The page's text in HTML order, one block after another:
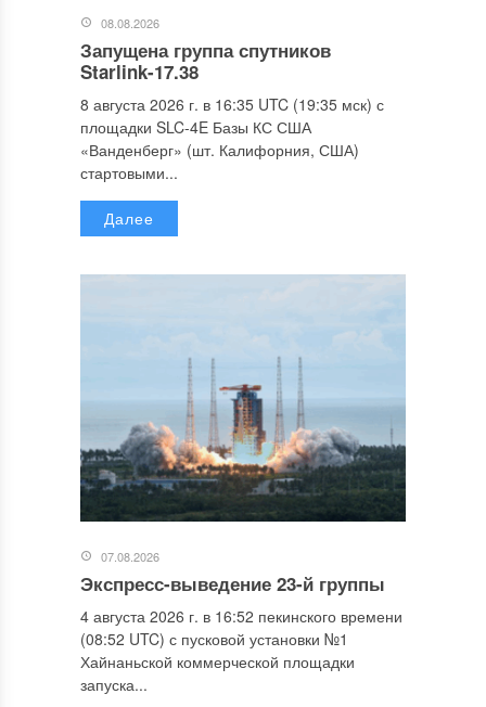
08.08.2026
Запущена группа спутников
Starlink-17.38
8 августа 2026 г. в 16:35 UTC (19:35 мск) с
площадки SLC-4E Базы КС США
«Ванденберг» (шт. Калифорния, США)
стартовыми...
Далее
07.08.2026
Экспресс-выведение 23-й группы
4 августа 2026 г. в 16:52 пекинского времени
(08:52 UTC) с пусковой установки №1
Хайнаньской коммерческой площадки
запуска...